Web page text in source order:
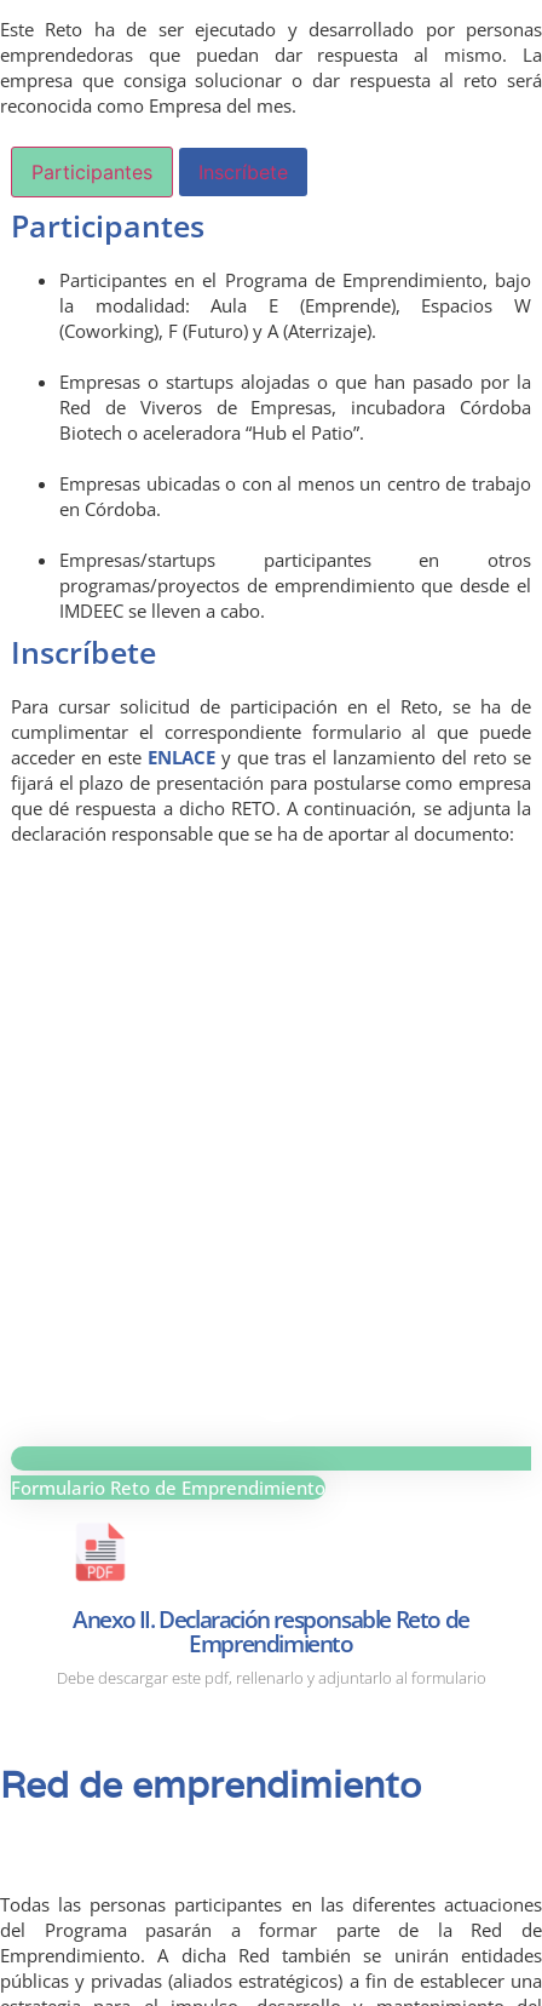
Este Reto ha de ser ejecutado y desarrollado por personas
emprendedoras que puedan dar respuesta al mismo. La
empresa que consiga solucionar o dar respuesta al reto será
reconocida como Empresa del mes.
Participantes Inscríbete
Participantes
Participantes en el Programa de Emprendimiento, bajo
la modalidad: Aula E (Emprende), Espacios W
(Coworking), F (Futuro) y A (Aterrizaje).
Empresas o startups alojadas o que han pasado por la
Red de Viveros de Empresas, incubadora Córdoba
Biotech o aceleradora “Hub el Patio”.
Empresas ubicadas o con al menos un centro de trabajo
en Córdoba.
Empresas/startups participantes en otros
programas/proyectos de emprendimiento que desde el
IMDEEC se lleven a cabo.
Inscríbete
Para cursar solicitud de participación en el Reto, se ha de
cumplimentar el correspondiente formulario al que puede
acceder en este ENLACEy que tras el lanzamiento del reto se
fijará el plazo de presentación para postularse como empresa
que dé respuesta a dicho RETO. A continuación, se adjunta la
declaración responsable que se ha de aportar al documento:
Formulario Reto de Emprendimiento
Anexo II. Declaración responsable Reto de
Emprendimiento
Debe descargar este pdf, rellenarlo y adjuntarlo al formulario
Red de emprendimiento
Todas las personas participantes en las diferentes actuaciones
del Programa pasarán a formar parte de la Red de
Emprendimiento. A dicha Red también se unirán entidades
públicas y privadas (aliados estratégicos) a fin de establecer una